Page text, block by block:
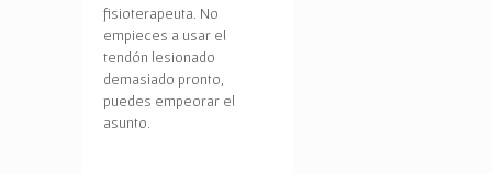
fisioterapeuta. No
empieces a usar el
tendón lesionado
demasiado pronto,
puedes empeorar el
asunto.